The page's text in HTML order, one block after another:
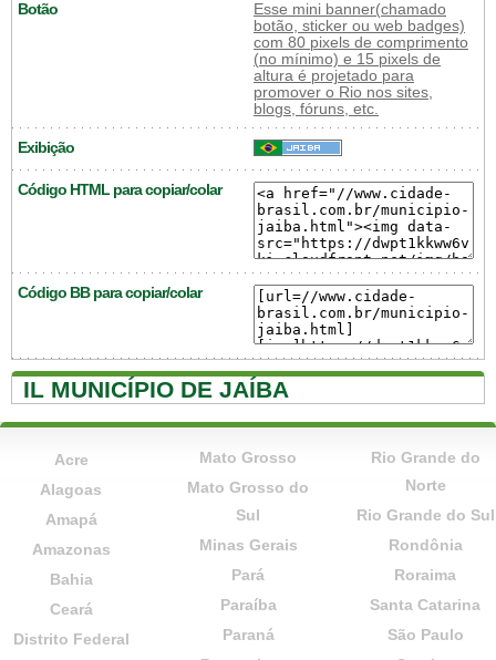
Botão
Esse mini banner(chamado
botão, sticker ou web badges)
com 80 pixels de comprimento
(no mínimo) e 15 pixels de
altura é projetado para
promover o Rio nos sites,
blogs, fóruns, etc.
Exibição
Código HTML para copiar/colar
Código BB para copiar/colar
IL MUNICÍPIO DE JAÍBA
Acre
Alagoas
Amapá
Amazonas
Bahia
Ceará
Distrito Federal
Mato Grosso
Mato Grosso do
Sul
Minas Gerais
Pará
Paraíba
Paraná
Rio Grande do
Norte
Rio Grande do Sul
Rondônia
Roraima
Santa Catarina
São Paulo